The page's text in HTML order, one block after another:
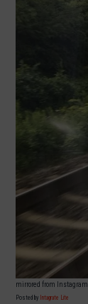
mirrored from Instagram
Posted by Intagrate Lite